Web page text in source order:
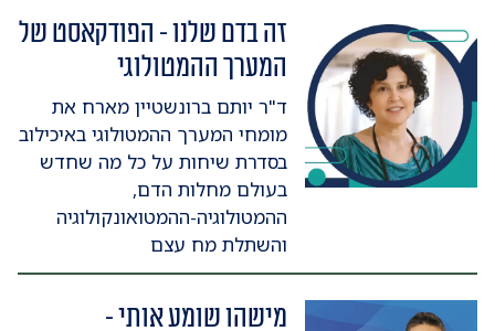
זה בדם שלנו - הפודקאסט של
המערך ההמטולוגי
ד"ר יותם ברונשטיין מארח את
מומחי המערך ההמטולוגי באיכילוב
בסדרת שיחות על כל מה שחדש
בעולם מחלות הדם,
ההמטולוגיה-ההמטואונקולוגיה
והשתלת מח עצם
מישהו שומע אותי -